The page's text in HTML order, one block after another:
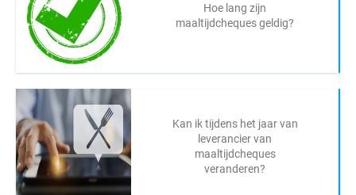
Hoe lang zijn
maaltijdcheques geldig?
Kan ik tijdens het jaar van
leverancier van
maaltijdcheques
veranderen?